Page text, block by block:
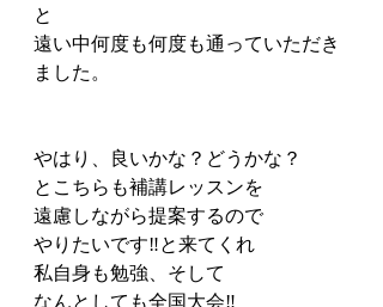
と
遠い中何度も何度も通っていただき
ました。
やはり、良いかな？どうかな？
とこちらも補講レッスンを
遠慮しながら提案するので
やりたいです‼️と来てくれ
私自身も勉強、そして
なんとしても全国大会‼️